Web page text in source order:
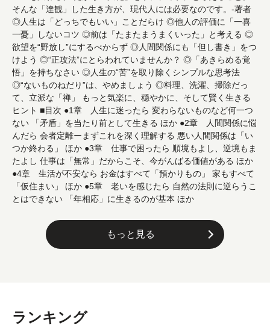
そんな「達観」した生き方が、現代人には必要なのです。-著者
◎人生は「どっちでもいい」ことだらけ ◎他人の評価に「一喜
一憂」しないコツ ◎前は「たまたまうまくいった」と考える ◎
欲望を“野放し”にするべからず ◎人間関係にも「但し書き」をつ
けよう ◎“正攻法”にとらわれていませんか？ ◎「あきらめる覚
悟」を持ちなさい ◎人生の“苦”を取り除くシンプルな思考法
◎“ないものねだり”は、やめましょう ◎料理、洗濯、掃除だっ
て、立派な「禅」 もっと気楽に、穏やかに、そして賢く生きる
ヒント ■目次 ●1章 人生に迷ったら 変わらないものなど何一つ
ない 「矛盾」を当たり前として生きる ほか ●2章 人間関係に悩
んだら 会者定離ーまずこれを深く理解する 悪い人間関係は「い
つか終わる」 ほか ●3章 仕事で困ったら 順境もよし、逆境もま
たよし 仕事は「無常」だからこそ、今がんばる価値がある ほか
●4章 生活が不安なら お金はすべて「預かりもの」 家もすべて
「仮住まい」 ほか ●5章 老いを感じたら 自然の法則に逆らうこ
とはできない 「年相応」に生きるのが基本 ほか
もっと見る
ランキング